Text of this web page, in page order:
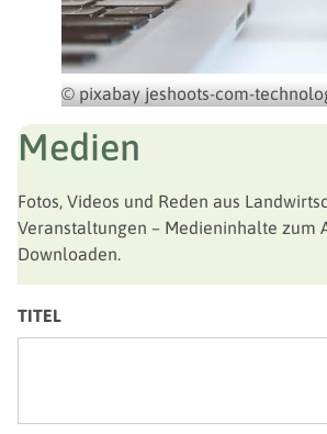
© pixabay jeshoots-com-
Medien
Fotos, Videos und Reden aus
Veranstaltungen – Medieninhalte zum
Downloaden.
TITEL